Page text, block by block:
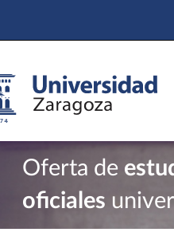
Oferta de
oficiales